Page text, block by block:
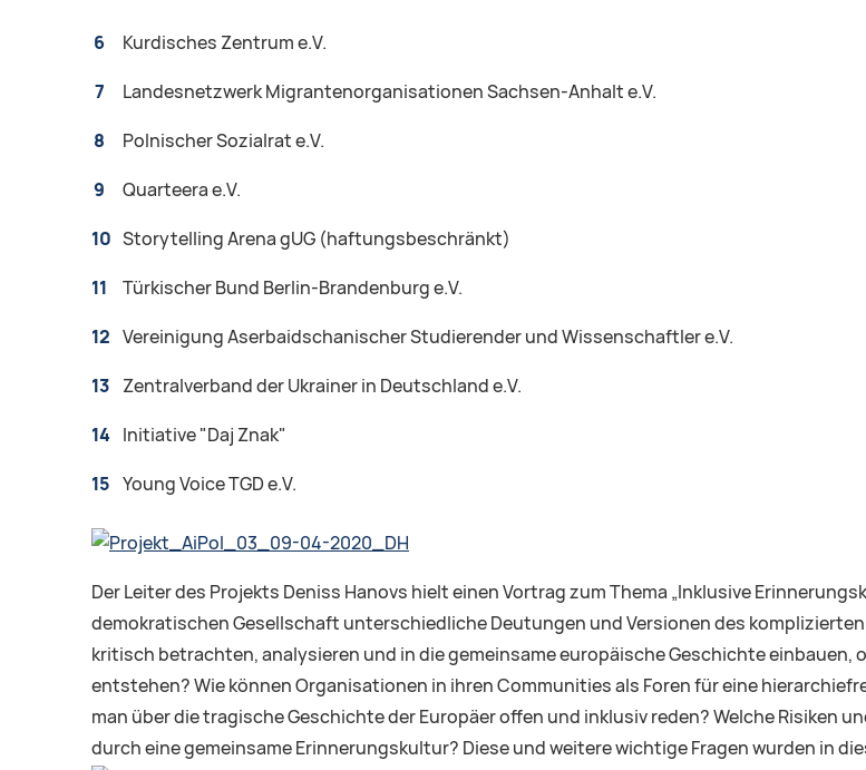
Kurdisches Zentrum e.V.
Landesnetzwerk Migrantenorganisationen Sachsen-Anhalt e.V.
Polnischer Sozialrat e.V.
Quarteera e.V.
Storytelling Arena gUG (haftungsbeschränkt)
Türkischer Bund Berlin-Brandenburg e.V.
Vereinigung Aserbaidschanischer Studierender und Wissenschaftler e.V.
Zentralverband der Ukrainer in Deutschland e.V.
Initiative "Daj Znak"
Young Voice TGD e.V.
Der Leiter des Projekts Deniss Hanovs hielt einen Vortrag zum Thema „Inklusive
demokratischen Gesellschaft unterschiedliche Deutungen und Versionen des
kritisch betrachten, analysieren und in die gemeinsame europäische Geschichte
entstehen? Wie können Organisationen in ihren Communities als Foren für eine
man über die tragische Geschichte der Europäer offen und inklusiv reden? Welche Risiken
durch eine gemeinsame Erinnerungskultur? Diese und weitere wichtige Fragen wurden in